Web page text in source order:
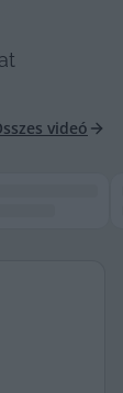
videó